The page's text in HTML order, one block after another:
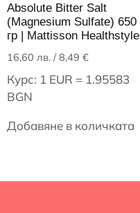
Absolute Bitter Salt
(Magnesium Sulfate) 650
гр | Mattisson Healthstyle
16,60 лв. / 8,49 €
Курс: 1 EUR = 1.95583
BGN
Добавяне в количката